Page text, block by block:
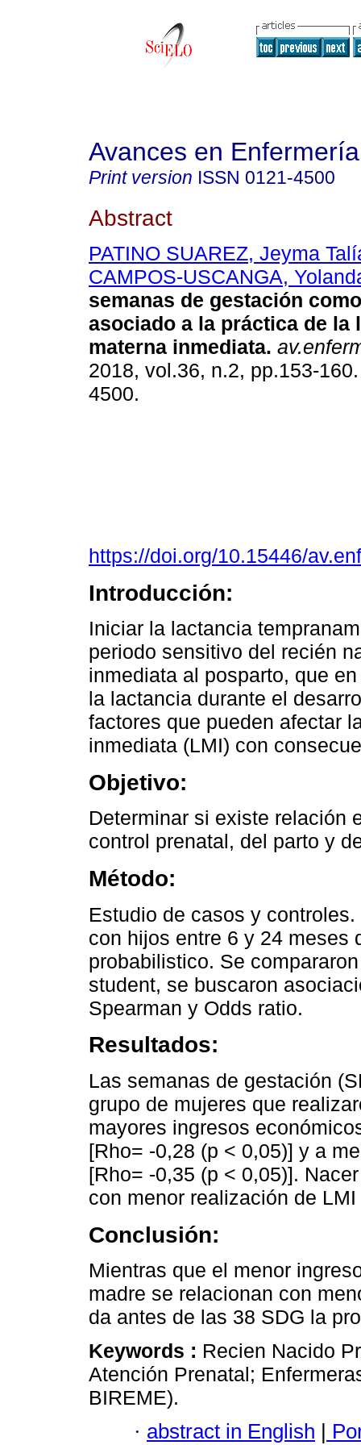
Avances en Enfermería
Print version ISSN 0121-4500
Abstract
PATINO SUAREZ, Jeyma
CAMPOS-USCANGA,
semanas de gestación
asociado a la práctica de la
materna inmediata.
2018, vol.36, n.2, pp.153-
4500.
https://doi.org/10.15446/
Introducción:
Iniciar la lactancia
periodo sensitivo del recién
inmediata al posparto, que
la lactancia durante el
factores que pueden afectar
inmediata (LMI) con
Objetivo:
Determinar si existe relación
control prenatal, del parto y
Método:
Estudio de casos y
con hijos entre 6 y 24 meses
probabilistico. Se
student, se buscaron
Spearman y Odds ratio.
Resultados:
Las semanas de gestación
grupo de mujeres que
mayores ingresos
[Rho= -0,28 (p < 0,05)] y a
[Rho= -0,35 (p < 0,05)].
con menor realización de
Conclusión:
Mientras que el menor
madre se relacionan con
da antes de las 38 SDG la
Keywords : Recien Nacido
Atención Prenatal;
BIREME).
· abstract in English